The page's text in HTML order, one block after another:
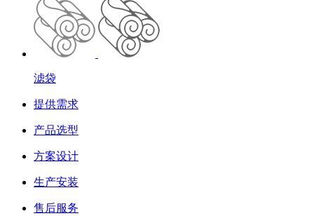
滤袋
提供需求
产品选型
方案设计
生产安装
售后服务